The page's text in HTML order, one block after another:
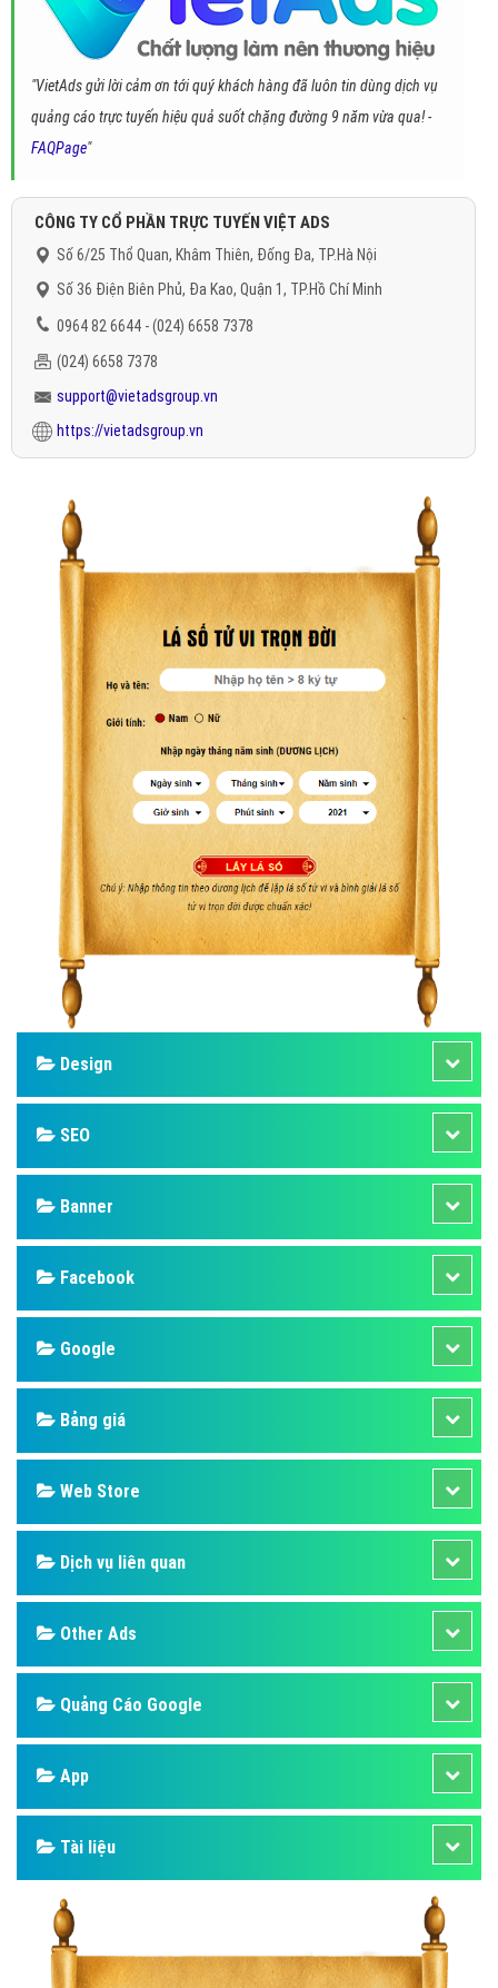
"VietAds gửi lời cảm ơn tới quý khách hàng đã luôn tin dùng dịch vụ
quảng cáo trực tuyến hiệu quả suốt chặng đường 9 năm vừa qua! -
FAQPage"
CÔNG TY CỔ PHẦN TRỰC TUYẾN VIỆT ADS
Số 6/25 Thổ Quan, Khâm Thiên, Đống Đa, TP.Hà Nội
Số 36 Điện Biên Phủ, Đa Kao, Quận 1, TP.Hồ Chí Minh
0964 82 6644 - (024) 6658 7378
(024) 6658 7378
support@vietadsgroup.vn
https://vietadsgroup.vn
Design
SEO
Banner
Facebook
Google
Bảng giá
Web Store
Dịch vụ liên quan
Other Ads
Quảng Cáo Google
App
Tài liệu